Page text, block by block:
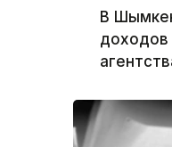
В
доходов